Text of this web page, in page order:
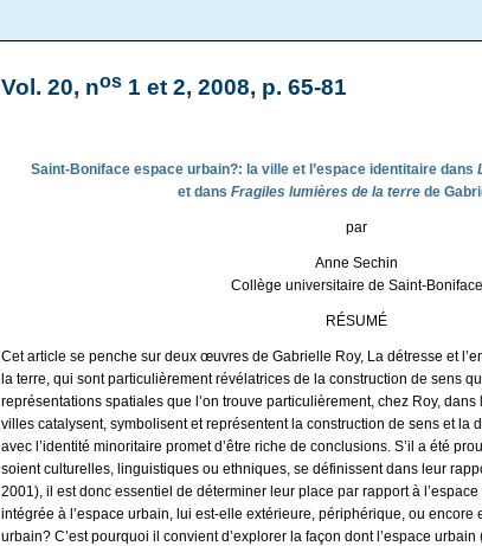
Vol. 20, nos 1 et 2, 2008, p. 65-81
Saint-Boniface espace urbain?: la ville et l’espace identitaire dans
et dans Fragiles lumières de la terre de
par
Anne Sechin
Collège universitaire de Saint-Boniface
RÉSUMÉ
Cet article se penche sur deux œuvres de Gabrielle Roy, La détresse et
la terre, qui sont particulièrement révélatrices de la construction de sens
représentations spatiales que l’on trouve particulièrement, chez Roy, dans
villes catalysent, symbolisent et représentent la construction de sens et la
avec l’identité minoritaire promet d’être riche de conclusions. S’il a été
soient culturelles, linguistiques ou ethniques, se définissent dans leur
2001), il est donc essentiel de déterminer leur place par rapport à
intégrée à l’espace urbain, lui est-elle extérieure, périphérique, ou encore
urbain? C’est pourquoi il convient d’explorer la façon dont l’espace urbain